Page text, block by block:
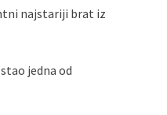
najstariji brat iz
jedna od